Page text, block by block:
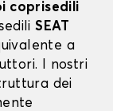
coprisedili
SEAT
a
I nostri
dei